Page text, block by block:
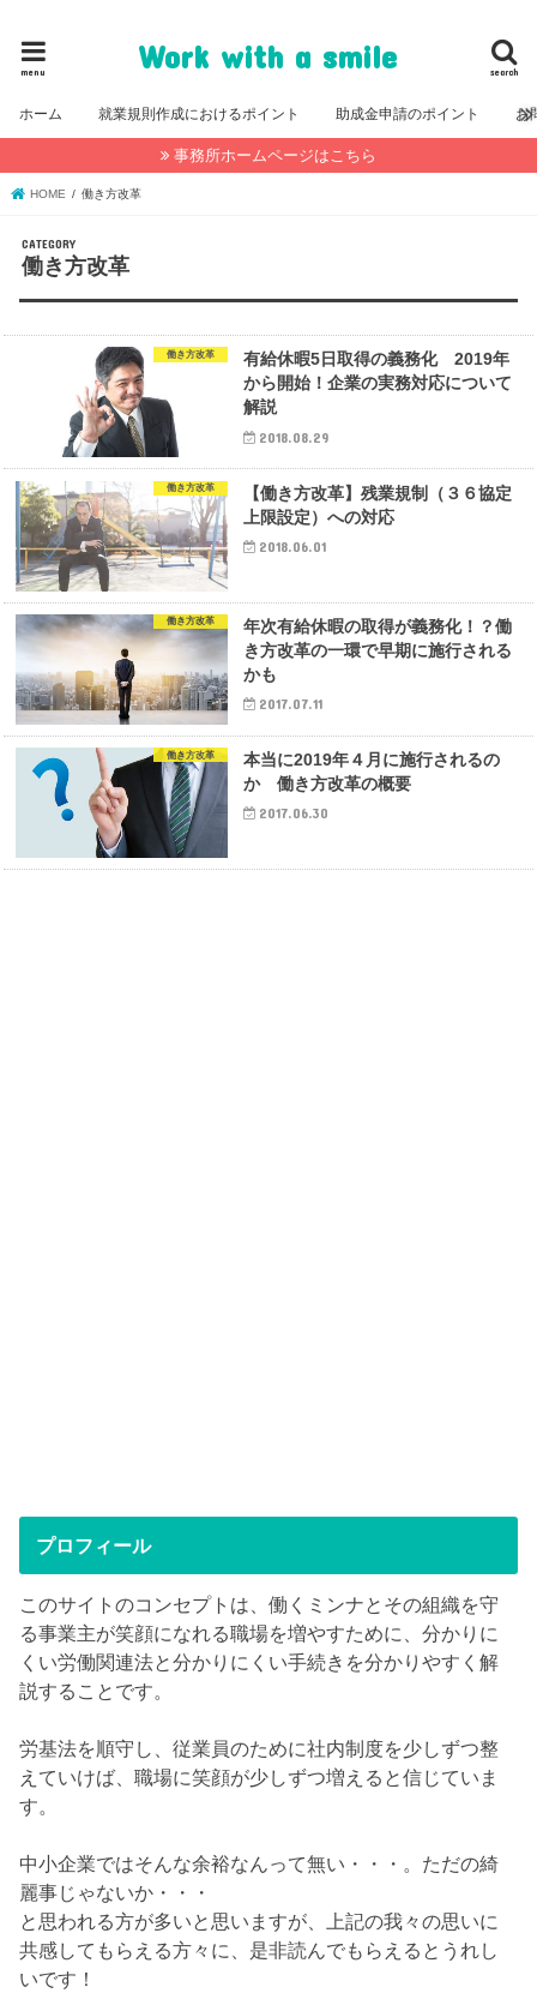
Work with a smile search
menu
ホーム 就業規則作成におけるポイント 助成金申請のポイント お
事務所ホームページはこちら
HOME 働き方改革
働き方改革
働き方改革
有給休暇5日取得の義務化 2019年
から開始！企業の実務対応について
解説
2018.08.29
働き方改革
【働き方改革】残業規制（３６協定
上限設定）への対応
2018.06.01
働き方改革
年次有給休暇の取得が義務化！？働
き方改革の一環で早期に施行される
かも
2017.07.11
働き方改革
本当に2019年４月に施行されるの
か 働き方改革の概要
2017.06.30
プロフィール
このサイトのコンセプトは、働くミンナとその組織を守
る事業主が笑顔になれる職場を増やすために、分かりに
くい労働関連法と分かりにくい手続きを分かりやすく解
説することです。
労基法を順守し、従業員のために社内制度を少しずつ整
えていけば、職場に笑顔が少しずつ増えると信じていま
す。
中小企業ではそんな余裕なんって無い・・・。ただの綺
麗事じゃないか・・・
と思われる方が多いと思いますが、上記の我々の思いに
共感してもらえる方々に、是非読んでもらえるとうれし
いです！